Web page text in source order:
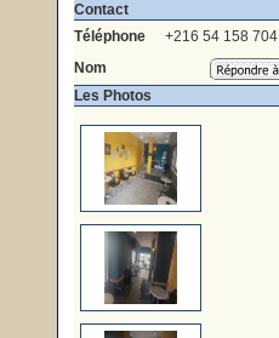
Contact
Téléphone
+216 54 158 704
Nom
Les Photos